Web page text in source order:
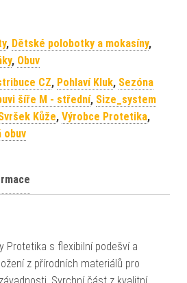
, Dětské polobotky a mokasíny,
, Obuv
CZ, Pohlaví Kluk, Sezóna
šíře M - střední, Size_system
Kůže, Výrobce Protetika,
obuv
Protetika s flexibilní podešví a
z přírodních materiálů pro
Svrchní část z kvalitní